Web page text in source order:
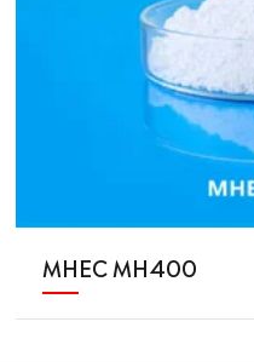
MHEC MH400